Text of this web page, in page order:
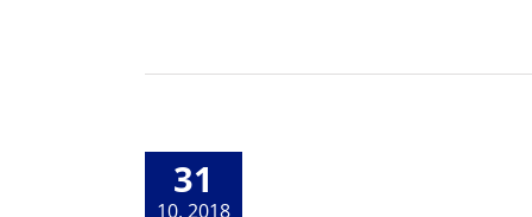
31
10, 2018